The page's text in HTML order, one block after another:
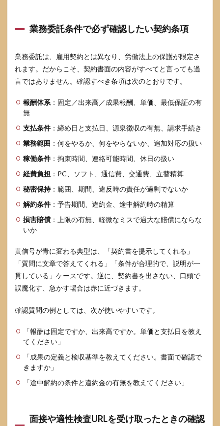
業務委託条件で必ず確認したい契約条項
業務委託は、雇用契約とは異なり、労働法上の保護が限定さ
れます。だからこそ、契約書面の内容がすべてと言っても過
言ではありません。確認すべき条項は次のとおりです。
報酬体系 ：固定／出来高／成果報酬、単価、最低保証の有
無
支払条件 ：締め日と支払日、源泉徴収の有無、請求手続き
業務範囲 ：何をやるか、何をやらないか、追加対応の扱い
稼働条件 ：拘束時間、連絡可能時間、休日の扱い
経費負担 ：PC、ソフト、通信費、交通費、立替精算
秘密保持：範囲、期間、違反時の責任が過剰でないか
解約条件 ：予告期間、違約金、途中解約時の精算
損害賠償 ：上限の有無、軽微なミスで過大な賠償にならな
いか
黄信号が青に変わる典型は、「契約書を提示してくれる」
「質問に文章で答えてくれる」「条件が合理的で、説明が一
貫している」ケースです。逆に、契約書を出さない、口頭で
誤魔化す、急かす場合は赤に近づきます。
確認質問の例としては、次が使いやすいです。
「報酬は固定ですか、出来高ですか。単価と支払日を教え
てください」
「成果の定義と検収基準を教えてください。書面で確認で
きますか」
「途中解約の条件と違約金の有無を教えてください」
面接や適性検査URLを受け取ったときの確認